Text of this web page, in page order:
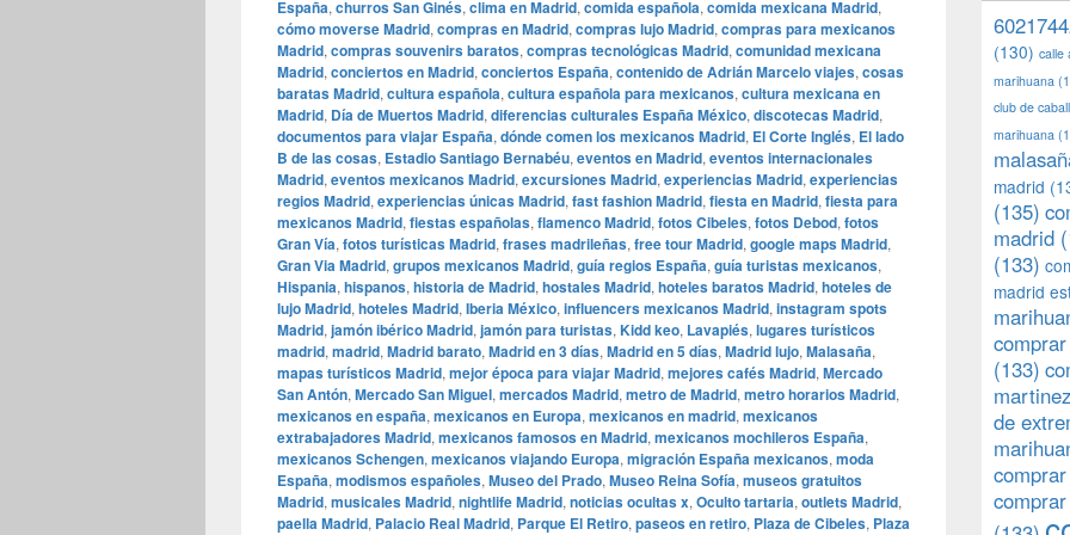
España, churros San Ginés, clima en Madrid, comida española, comida mexicana Madrid,
cómo moverse Madrid, compras en Madrid, compras lujo Madrid, compras para mexicanos
Madrid, compras souvenirs baratos, compras tecnológicas Madrid, comunidad mexicana
Madrid, conciertos en Madrid, conciertos España, contenido de Adrián Marcelo viajes, cosas
baratas Madrid, cultura española, cultura española para mexicanos, cultura mexicana en
Madrid, Día de Muertos Madrid, diferencias culturales España México, discotecas Madrid,
documentos para viajar España, dónde comen los mexicanos Madrid, El Corte Inglés, El lado
B de las cosas, Estadio Santiago Bernabéu, eventos en Madrid, eventos internacionales
Madrid, eventos mexicanos Madrid, excursiones Madrid, experiencias Madrid, experiencias
regios Madrid, experiencias únicas Madrid, fast fashion Madrid, fiesta en Madrid, fiesta para
mexicanos Madrid, fiestas españolas, flamenco Madrid, fotos Cibeles, fotos Debod, fotos
Gran Vía, fotos turísticas Madrid, frases madrileñas, free tour Madrid, google maps Madrid,
Gran Via Madrid, grupos mexicanos Madrid, guía regios España, guía turistas mexicanos,
Hispania, hispanos, historia de Madrid, hostales Madrid, hoteles baratos Madrid, hoteles de
lujo Madrid, hoteles Madrid, Iberia México, influencers mexicanos Madrid, instagram spots
Madrid, jamón ibérico Madrid, jamón para turistas, Kidd keo, Lavapiés, lugares turísticos
madrid, madrid, Madrid barato, Madrid en 3 días, Madrid en 5 días, Madrid lujo, Malasaña,
mapas turísticos Madrid, mejor época para viajar Madrid, mejores cafés Madrid, Mercado
San Antón, Mercado San Miguel, mercados Madrid, metro de Madrid, metro horarios Madrid,
mexicanos en españa, mexicanos en Europa, mexicanos en madrid, mexicanos
extrabajadores Madrid, mexicanos famosos en Madrid, mexicanos mochileros España,
mexicanos Schengen, mexicanos viajando Europa, migración España mexicanos, moda
España, modismos españoles, Museo del Prado, Museo Reina Sofía, museos gratuitos
Madrid, musicales Madrid, nightlife Madrid, noticias ocultas x, Oculto tartaria, outlets Madrid,
paella Madrid, Palacio Real Madrid, Parque El Retiro, paseos en retiro, Plaza de Cibeles, Plaza
(130) calle
marihuana
club de
marihuana
madrid
(135)
madrid
(133)
madrid
(133)
martinez
de